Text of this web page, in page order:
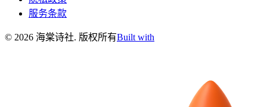
服务条款
© 2026 海棠诗社. 版权所有Built with